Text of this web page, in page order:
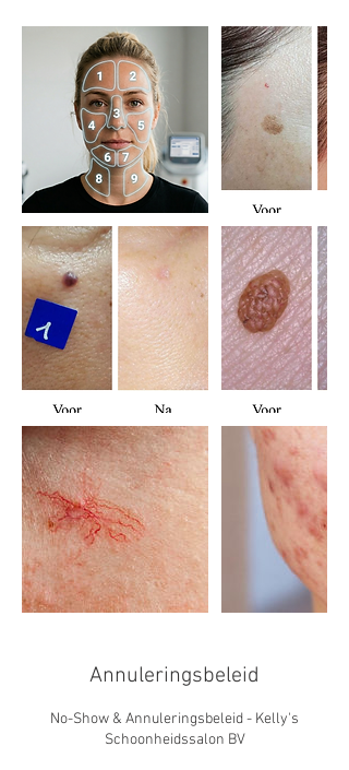
Annuleringsbeleid
No-Show & Annuleringsbeleid - Kelly's
Schoonheidssalon BV